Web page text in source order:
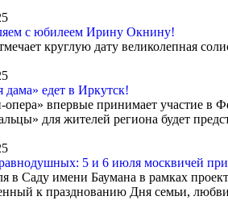
с юбилеем Ирину Окнину!
круглую дату великолепная
дама» едет в Иркутск!
опера» впервые принимает участие в
для жителей региона будет
5 и 6 июля москвичей
в Саду имени Баумана в рамках
к празднованию Дня семьи,